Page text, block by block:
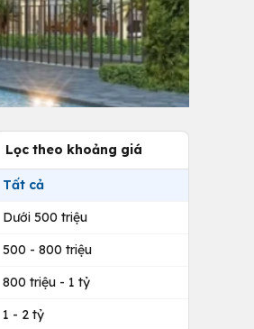
Lọc theo khoảng giá
Tất cả
Dưới 500 triệu
500 - 800 triệu
800 triệu - 1 tỷ
1 - 2 tỷ